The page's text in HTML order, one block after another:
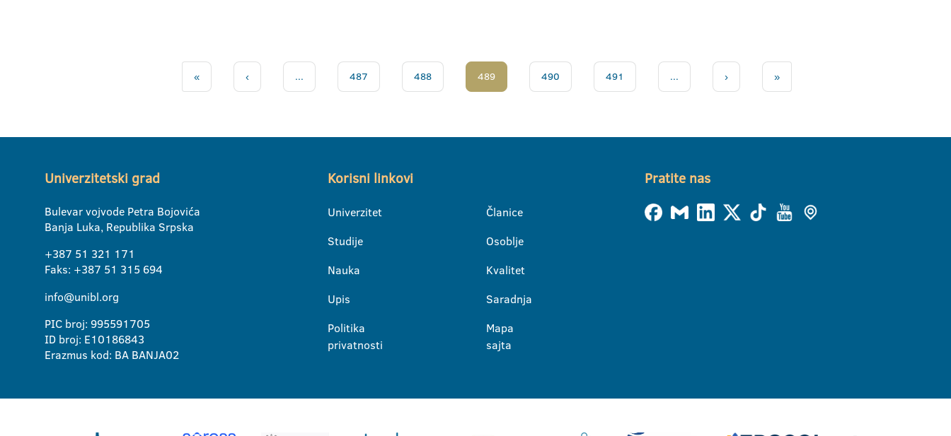
« ‹ ... 487 488 489 490 491 ... › »
Univerzitetski grad
Bulevar vojvode Petra Bojovića
Banja Luka, Republika Srpska
+387 51 321 171
Faks: +387 51 315 694
info@unibl.org
PIC broj: 995591705
ID broj: E10186843
Erazmus kod: BA BANJA02
Korisni linkovi
Univerzitet
Studije
Nauka
Upis
Politika
privatnosti
Članice
Osoblje
Kvalitet
Saradnja
Mapa
sajta
Pratite nas